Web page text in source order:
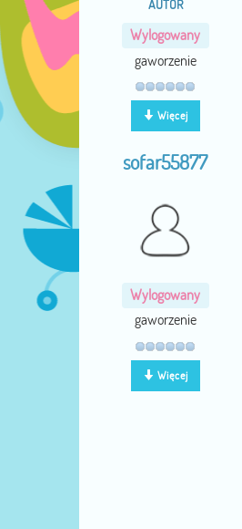
AUTOR
Wylogowany
gaworzenie
Więcej
sofar55877
Wylogowany
gaworzenie
Więcej